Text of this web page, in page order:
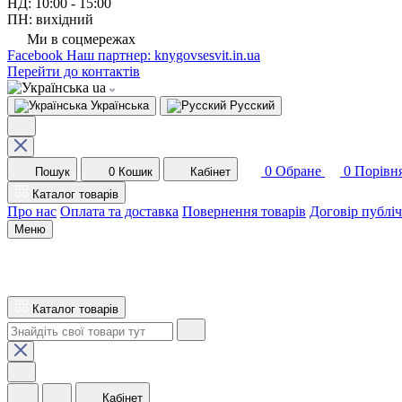
ПН: вихідний
Ми в соцмережах
Facebook Наш партнер: knygovsesvit.in.ua
Перейти до контактів
ua
Українська Русский
Пошук 0 Кошик Кабінет 0 Обране 0
Каталог товарів
Про нас Оплата та доставка Повернення товарів Договір
Меню
Каталог товарів
Кабінет